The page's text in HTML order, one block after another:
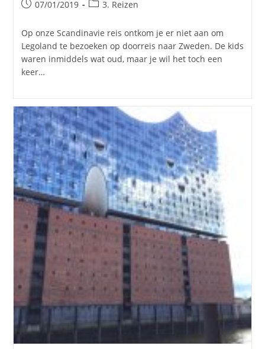
Bericht
op:
07/01/2019 Berichtcategorie:
3. Reizen
Op onze Scandinavie reis ontkom je er niet aan om
Legoland te bezoeken op doorreis naar Zweden. De kids
waren inmiddels wat oud, maar je wil het toch een
keer…